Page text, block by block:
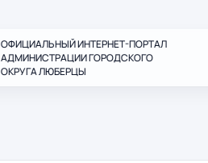
ОФИЦИАЛЬНЫЙ ИНТЕРНЕТ-ПОРТАЛ
АДМИНИСТРАЦИИ ГОРОДСКОГО
ОКРУГА ЛЮБЕРЦЫ